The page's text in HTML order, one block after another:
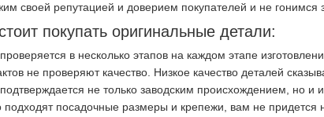
своей репутацией и доверием покупателей и не гонимся
покупать оригинальные детали:
проверяется в несколько этапов на каждом этапе
не проверяют качество. Низкое качество деталей
подтверждается не только заводским происхождением, но
подходят посадочные размеры и крепежи, вам не придется